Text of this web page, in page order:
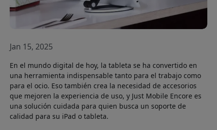
Jan 15, 2025
En el mundo digital de hoy, la tableta se ha convertido en
una herramienta indispensable tanto para el trabajo como
para el ocio. Eso también crea la necesidad de accesorios
que mejoren la experiencia de uso, y Just Mobile Encore es
una solución cuidada para quien busca un soporte de
calidad para su iPad o tableta.